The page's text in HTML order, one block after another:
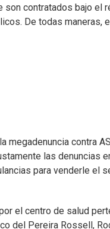
contratados bajo el
De todas maneras,
megadenuncia contra
las denuncias
para venderle el
el centro de salud
del Pereira Rossell,